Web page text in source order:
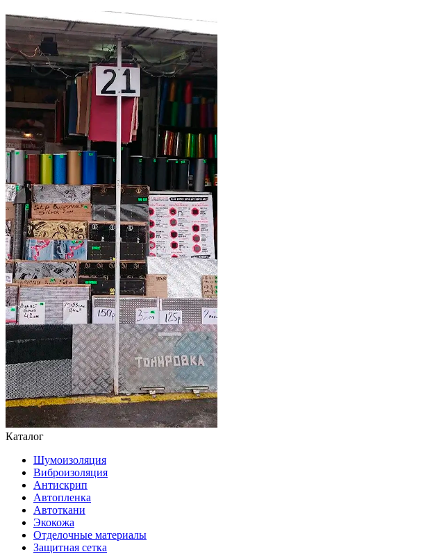
Каталог
Шумоизоляция
Виброизоляция
Антискрип
Автопленка
Автоткани
Экокожа
Отделочные материалы
Защитная сетка